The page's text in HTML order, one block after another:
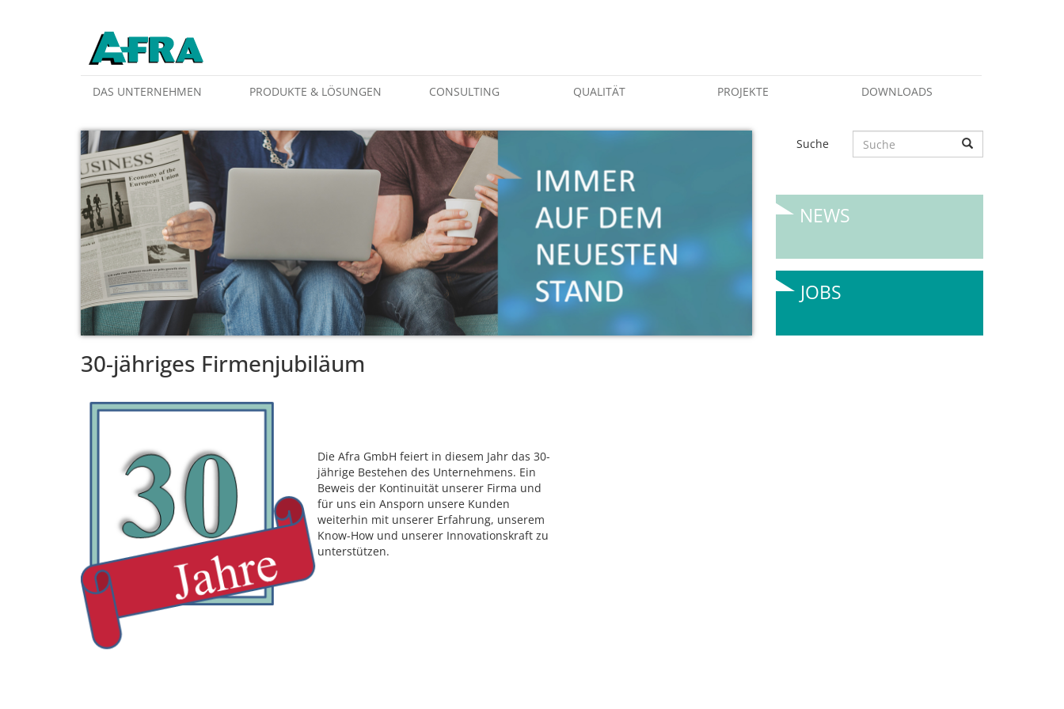
DAS UNTERNEHMEN PRODUKTE & LÖSUNGEN CONSULTING QUALITÄT PROJEKTE DOWNLOADS
30-jähriges Firmenjubiläum
Die Afra GmbH feiert in diesem Jahr das 30-
jährige Bestehen des Unternehmens. Ein
Beweis der Kontinuität unserer Firma und
für uns ein Ansporn unsere Kunden
weiterhin mit unserer Erfahrung, unserem
Know-How und unserer Innovationskraft zu
unterstützen.
Suche
NEWS
JOBS